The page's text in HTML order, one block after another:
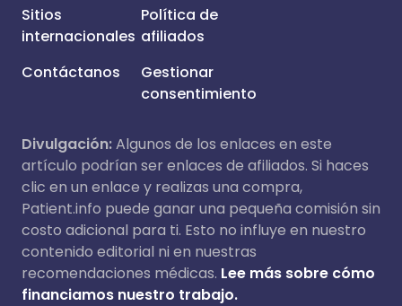
Sitios
internacionales
Contáctanos
Política de
afiliados
Gestionar
consentimiento
Divulgación:Algunos de los enlaces en este
artículo podrían ser enlaces de afiliados. Si haces
clic en un enlace y realizas una compra,
Patient.info puede ganar una pequeña comisión sin
costo adicional para ti. Esto no influye en nuestro
contenido editorial ni en nuestras
recomendaciones médicas. Lee más sobre cómo
financiamos nuestro trabajo.